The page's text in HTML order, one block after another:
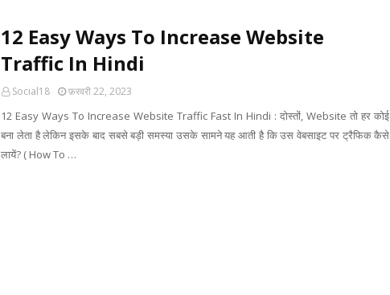
12 Easy Ways To Increase Website
Traffic In Hindi
Social18 फ़रवरी 22, 2023
12 Easy Ways To Increase Website Traffic Fast In Hindi : दोस्तों, Website तो हर कोई
बना लेता है लेकिन इसके बाद सबसे बड़ी समस्या उसके सामने यह आती है कि उस वेबसाइट पर ट्रैफिक कैसे
लायें? ( How To …